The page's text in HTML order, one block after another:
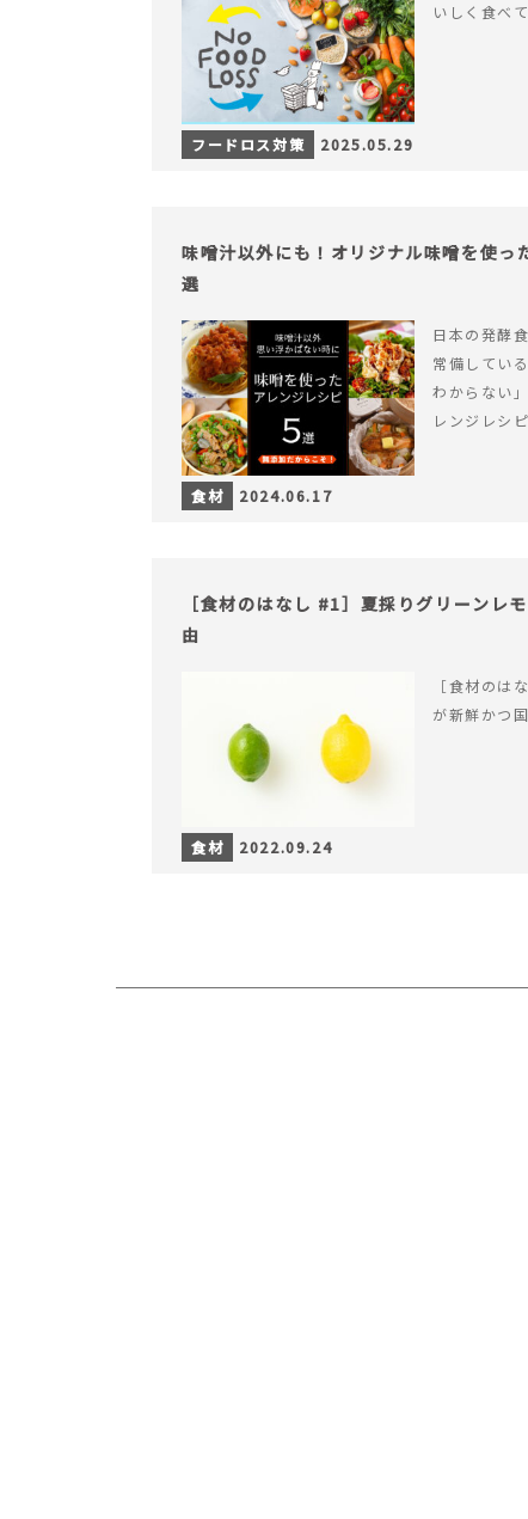
いしく食べ
フードロス対策 2025.05.29
味噌汁以外にも！オリジナル味噌を使っ
選
日本の発酵
常備してい
わからない
レンジレシ
食材 2024.06.17
［食材のはなし #1］夏採りグリーンレ
由
［食材のは
が新鮮かつ
食材 2022.09.24